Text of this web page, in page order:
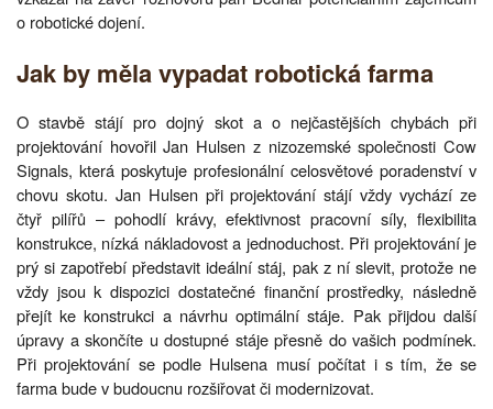
o robotické dojení.
Jak by měla vypadat robotická farma
O stavbě stájí pro dojný skot a o nejčastějších chybách při
projektování hovořil Jan Hulsen z nizozemské společnosti Cow
Signals, která poskytuje profesionální celosvětové poradenství v
chovu skotu. Jan Hulsen při projektování stájí vždy vychází ze
čtyř pilířů – pohodlí krávy, efektivnost pracovní síly, flexibilita
konstrukce, nízká nákladovost a jednoduchost. Při projektování je
prý si zapotřebí představit ideální stáj, pak z ní slevit, protože ne
vždy jsou k dispozici dostatečné finanční prostředky, následně
přejít ke konstrukci a návrhu optimální stáje. Pak přijdou další
úpravy a skončíte u dostupné stáje přesně do vašich podmínek.
Při projektování se podle Hulsena musí počítat i s tím, že se
farma bude v budoucnu rozšiřovat či modernizovat.